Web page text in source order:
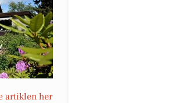
artiklen her